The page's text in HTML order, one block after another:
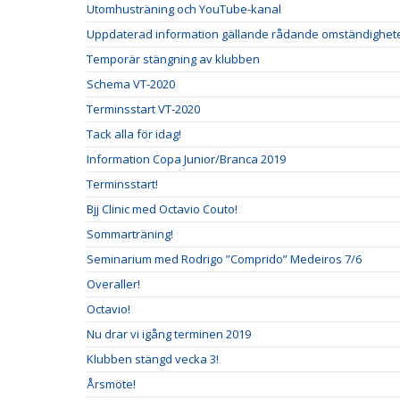
Utomhusträning och YouTube-kanal
Uppdaterad information gällande rådande
Temporär stängning av klubben
Schema VT-2020
Terminsstart VT-2020
Tack alla för idag!
Information Copa Junior/Branca 2019
Terminsstart!
Bjj Clinic med Octavio Couto!
Sommarträning!
Seminarium med Rodrigo ”Comprido” Medeiros 7/6
Overaller!
Octavio!
Nu drar vi igång terminen 2019
Klubben stängd vecka 3!
Årsmöte!